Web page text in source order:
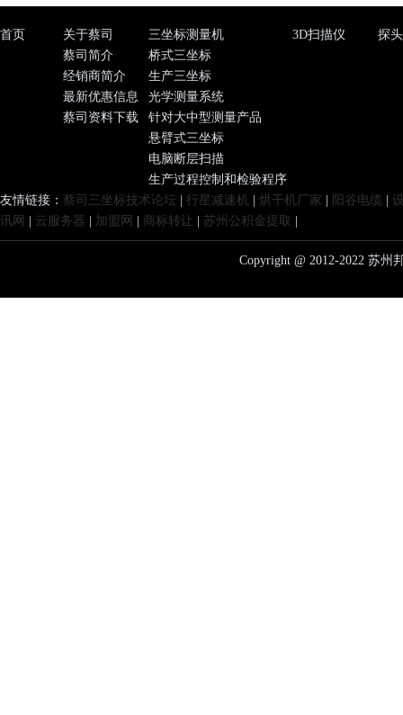
首页
关于蔡司
蔡司简介
经销商简介
最新优惠信息
蔡司资料下载
三坐标测量机
桥式三坐标
生产三坐标
光学测量系统
针对大中型测量产品
悬臂式三坐标
电脑断层扫描
生产过程控制和检验程序
3D扫描仪 探
友情链接： 蔡司三坐标技术论坛 行星减速机 烘干机厂家 阳谷电缆
讯网
云服务器 加盟网 商标转让 苏州公积金提取
Copyright @ 2012-2022 苏州